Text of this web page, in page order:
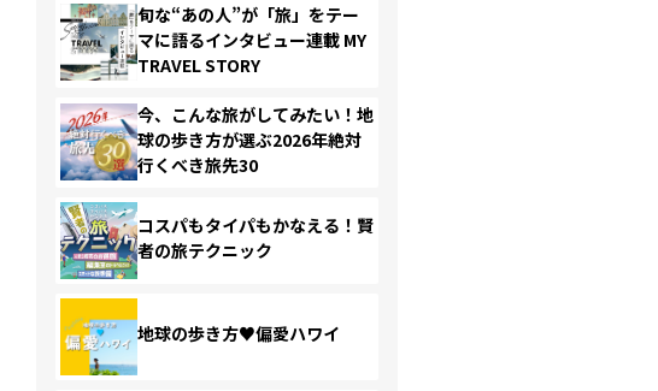
旬な“あの人”が「旅」をテー
マに語るインタビュー連載 MY
TRAVEL STORY
今、こんな旅がしてみたい！地
球の歩き方が選ぶ2026年絶対
行くべき旅先30
コスパもタイパもかなえる！賢
者の旅テクニック
地球の歩き方♥偏愛ハワイ